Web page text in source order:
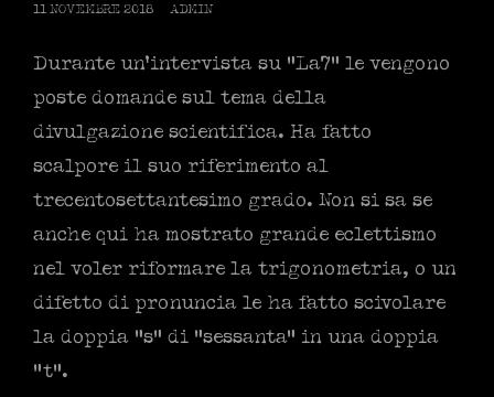
POSTED
11 NOVEMBRE 2018 ADMIN
Durante un’intervista su “La7” le vengono
poste domande sul tema della
divulgazione scientifica. Ha fatto
scalpore il suo riferimento al
trecentosettantesimo grado. Non si sa se
anche qui ha mostrato grande eclettismo
nel voler riformare la trigonometria, o un
difetto di pronuncia le ha fatto scivolare
la doppia “s” di “sessanta” in una doppia
“t”.